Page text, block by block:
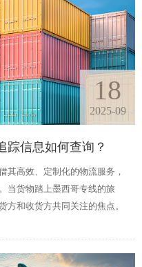
18
2025-09
踪信息如何查询？
其高效、定制化的物流服务，
当货物踏上墨西哥专线的旅
方和收货方共同关注的焦点。